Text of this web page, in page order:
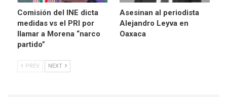
Comisión del INE dicta
medidas vs el PRI por
llamar a Morena “narco
partido”
Asesinan al periodista
Alejandro Leyva en
Oaxaca
PREV NEXT